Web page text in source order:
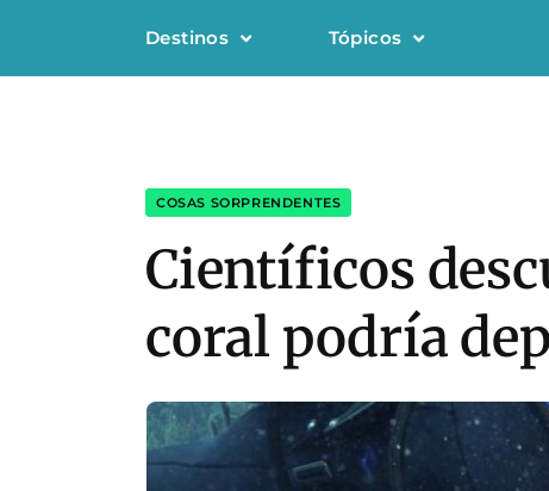
Destinos Tópicos
COSAS SORPRENDENTES
Científicos
coral podría